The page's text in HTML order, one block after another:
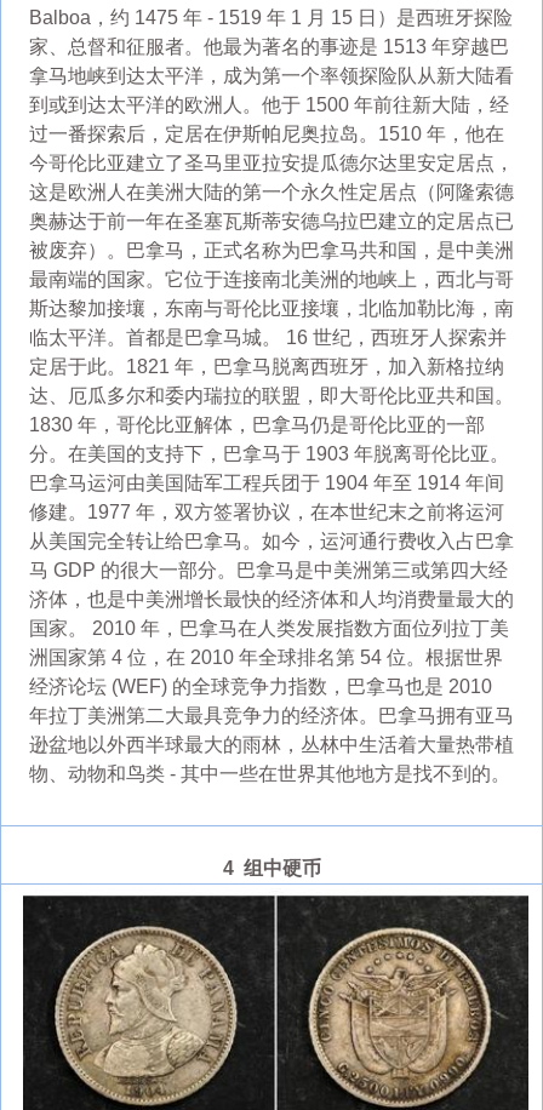
Balboa，约 1475 年 - 1519 年 1 月 15 日）是西班牙探险
家、总督和征服者。他最为著名的事迹是 1513 年穿越巴
拿马地峡到达太平洋，成为第一个率领探险队从新大陆看
到或到达太平洋的欧洲人。他于 1500 年前往新大陆，经
过一番探索后，定居在伊斯帕尼奥拉岛。1510 年，他在
今哥伦比亚建立了圣马里亚拉安提瓜德尔达里安定居点，
这是欧洲人在美洲大陆的第一个永久性定居点（阿隆索德
奥赫达于前一年在圣塞瓦斯蒂安德乌拉巴建立的定居点已
被废弃）。巴拿马，正式名称为巴拿马共和国，是中美洲
最南端的国家。它位于连接南北美洲的地峡上，西北与哥
斯达黎加接壤，东南与哥伦比亚接壤，北临加勒比海，南
临太平洋。首都是巴拿马城。 16 世纪，西班牙人探索并
定居于此。1821 年，巴拿马脱离西班牙，加入新格拉纳
达、厄瓜多尔和委内瑞拉的联盟，即大哥伦比亚共和国。
1830 年，哥伦比亚解体，巴拿马仍是哥伦比亚的一部
分。在美国的支持下，巴拿马于 1903 年脱离哥伦比亚。
巴拿马运河由美国陆军工程兵团于 1904 年至 1914 年间
修建。1977 年，双方签署协议，在本世纪末之前将运河
从美国完全转让给巴拿马。如今，运河通行费收入占巴拿
马 GDP 的很大一部分。巴拿马是中美洲第三或第四大经
济体，也是中美洲增长最快的经济体和人均消费量最大的
国家。 2010 年，巴拿马在人类发展指数方面位列拉丁美
洲国家第 4 位，在 2010 年全球排名第 54 位。根据世界
经济论坛 (WEF) 的全球竞争力指数，巴拿马也是 2010
年拉丁美洲第二大最具竞争力的经济体。巴拿马拥有亚马
逊盆地以外西半球最大的雨林，丛林中生活着大量热带植
物、动物和鸟类 - 其中一些在世界其他地方是找不到的。
4 组中硬币